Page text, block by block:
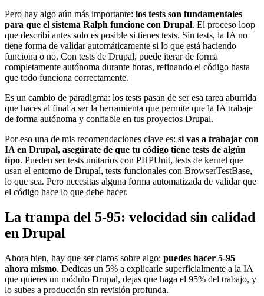
Pero hay algo aún más importante: los tests son fundamentales
para que el sistema Ralph funcione con Drupal. El proceso loop
que describí antes solo es posible si tienes tests. Sin tests, la IA no
tiene forma de validar automáticamente si lo que está haciendo
funciona o no. Con tests de Drupal, puede iterar de forma
completamente autónoma durante horas, refinando el código hasta
que todo funciona correctamente.
Es un cambio de paradigma: los tests pasan de ser esa tarea aburrida
que haces al final a ser la herramienta que permite que la IA trabaje
de forma autónoma y confiable en tus proyectos Drupal.
Por eso una de mis recomendaciones clave es: si vas a trabajar con
IA en Drupal, asegúrate de que tu código tiene tests de algún
tipo. Pueden ser tests unitarios con PHPUnit, tests de kernel que
usan el entorno de Drupal, tests funcionales con BrowserTestBase,
lo que sea. Pero necesitas alguna forma automatizada de validar que
el código hace lo que debe hacer.
La trampa del 5-95: velocidad sin calidad
en Drupal
Ahora bien, hay que ser claros sobre algo: puedes hacer 5-95
ahora mismo. Dedicas un 5% a explicarle superficialmente a la IA
que quieres un módulo Drupal, dejas que haga el 95% del trabajo, y
lo subes a producción sin revisión profunda.